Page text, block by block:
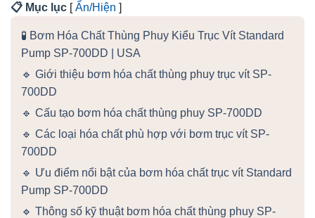
📋 Mục lục [Ẩn/Hiện ]
🧪 Bơm Hóa Chất Thùng Phuy Kiểu Trục Vít Standard
Pump SP-700DD | USA
🔹 Giới thiệu bơm hóa chất thùng phuy trục vít SP-
700DD
🔹 Cấu tạo bơm hóa chất thùng phuy SP-700DD
🔹 Các loại hóa chất phù hợp với bơm trục vít SP-
700DD
🔹 Ưu điểm nổi bật của bơm hóa chất trục vít Standard
Pump SP-700DD
🔹 Thông số kỹ thuật bơm hóa chất thùng phuy SP-